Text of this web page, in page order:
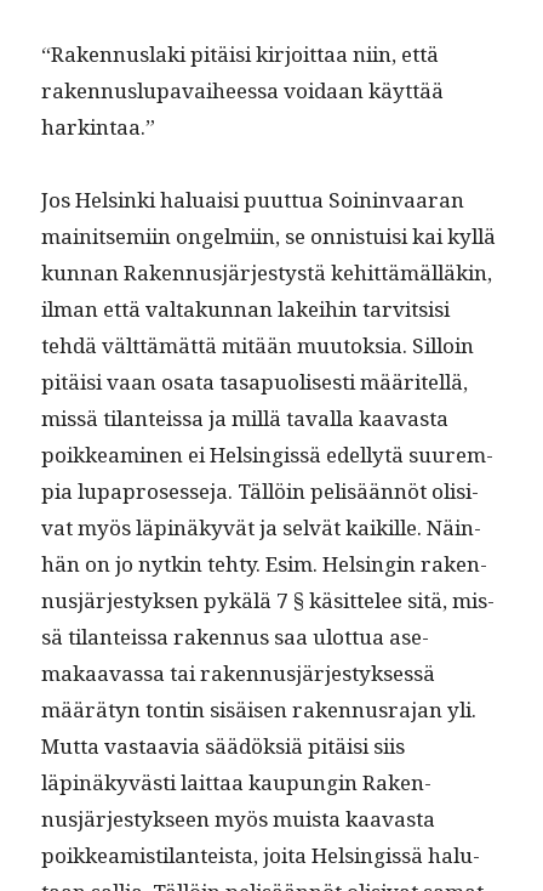
“Raken­nus­la­ki pitäisi kir­joit­taa niin, että
raken­nuslu­pavai­heessa voidaan käyt­tää
harkintaa.”
Jos Helsin­ki halu­aisi puut­tua Soin­in­vaaran
mainit­semi­in ongelmi­in, se onnis­tu­isi kai kyl­lä
kun­nan Raken­nusjärjestys­tä kehit­tämäl­läkin,
ilman että val­takun­nan lakei­hin tarvit­sisi
tehdä vält­tämät­tä mitään muu­tok­sia. Sil­loin
pitäisi vaan osa­ta tas­a­puolis­es­ti määritel­lä,
mis­sä tilanteis­sa ja mil­lä taval­la kaavas­ta
poikkeami­nen ei Helsingis­sä edel­lytä suurem­
pia lupa­pros­esse­ja. Täl­löin pelisään­nöt oli­si­
vat myös läpinäkyvät ja selvät kaikille. Näin­
hän on jo nytkin tehty. Esim. Helsin­gin raken­
nusjärjestyk­sen pykälä 7 § käsit­telee sitä, mis­
sä tilanteis­sa raken­nus saa ulot­tua ase­
makaavas­sa tai raken­nusjärjestyk­sessä
määrä­tyn ton­tin sisäisen raken­nus­ra­jan yli.
Mut­ta vas­taavia säädök­siä pitäisi siis
läpinäkyvästi lait­taa kaupun­gin Raken­
nusjärjestyk­seen myös muista kaavas­ta
poikkeamisti­lanteista, joi­ta Helsingis­sä halu­